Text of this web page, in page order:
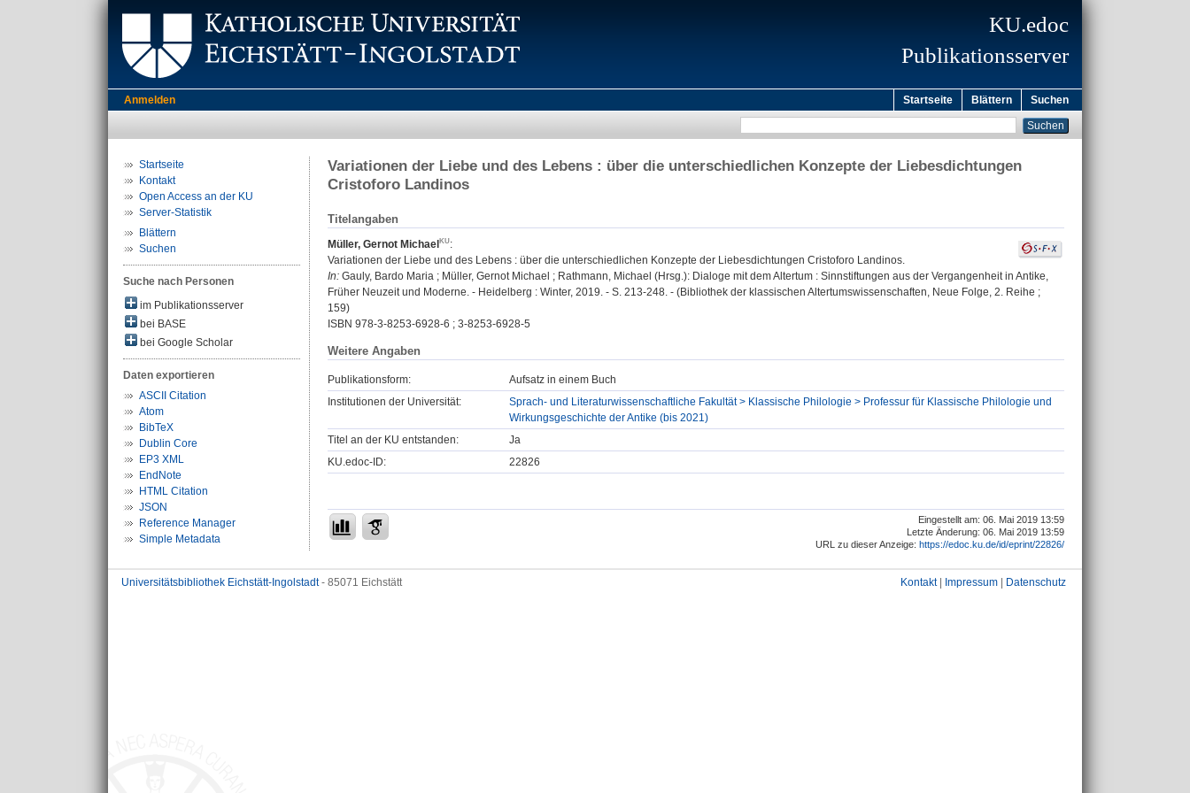
KU.edoc
Publikationsserver
Anmelden Startseite Blättern Suchen
Startseite
Kontakt
Open Access an der KU
Server-Statistik
Blättern
Suchen
Suche nach Personen
im Publikationsserver
bei BASE
bei Google Scholar
Daten exportieren
ASCII Citation
Atom
BibTeX
Dublin Core
EP3 XML
EndNote
HTML Citation
JSON
Reference Manager
Simple Metadata
Variationen der Liebe und des Lebens : über die unterschiedlichen Konzepte der Liebesdichtungen
Cristoforo Landinos
Titelangaben
Müller, Gernot Michael
:
Variationen der Liebe und des Lebens : über die unterschiedlichen Konzepte der Liebesdichtungen Cristoforo Landinos.
In: Gauly, Bardo Maria ; Müller, Gernot Michael ; Rathmann, Michael (Hrsg.): Dialoge mit dem Altertum : Sinnstiftungen aus der Vergangenheit in Antike,
Früher Neuzeit und Moderne. - Heidelberg : Winter, 2019. - S. 213-248. - (Bibliothek der klassischen Altertumswissenschaften, Neue Folge, 2. Reihe ;
159)
ISBN 978-3-8253-6928-6 ; 3-8253-6928-5
Weitere Angaben
Publikationsform:
Aufsatz in einem Buch
Institutionen der Universität:
Sprach- und Literaturwissenschaftliche Fakultät > Klassische Philologie > Professur für Klassische Philologie und
Wirkungsgeschichte der Antike (bis 2021)
Titel an der KU entstanden:
Ja
KU.edoc-ID:
22826
Eingestellt am: 06. Mai 2019 13:59
Letzte Änderung: 06. Mai 2019 13:59
URL zu dieser Anzeige: https://edoc.ku.de/id/eprint/22826/
Universitätsbibliothek Eichstätt-Ingolstadt- 85071 Eichstätt Kontakt| Impressum Datenschutz